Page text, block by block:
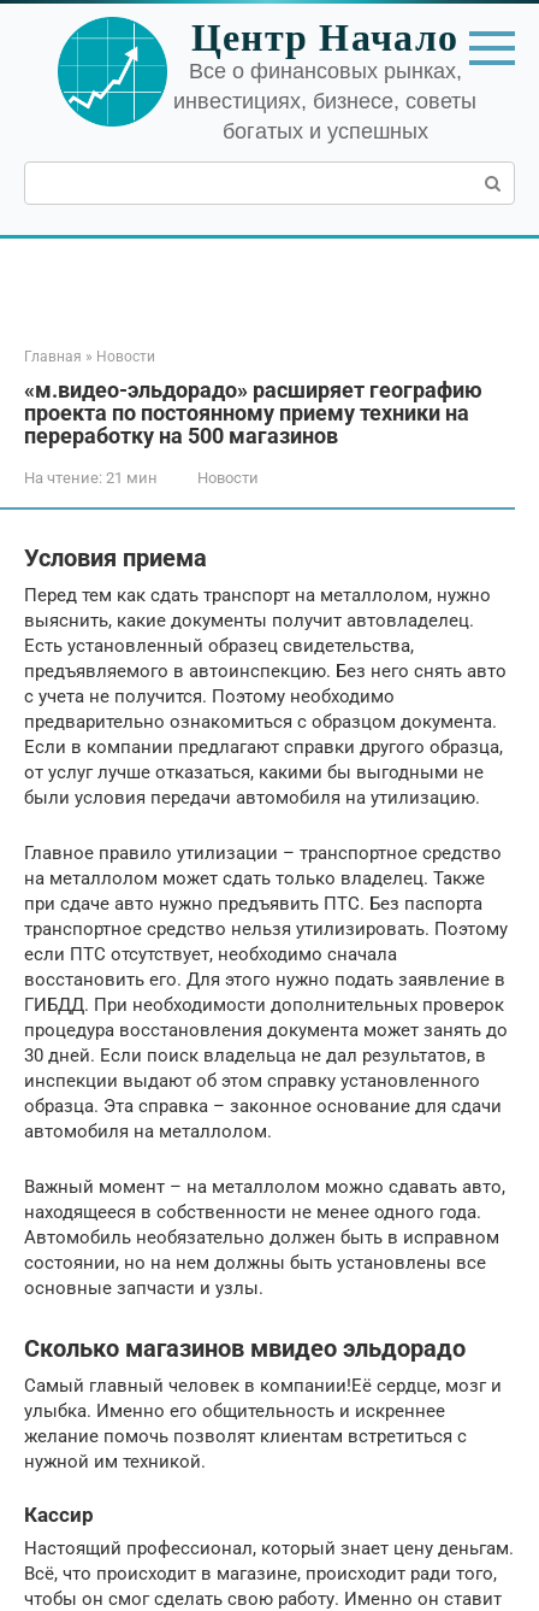
Перейти
контенту
Центр Начало
Все о финансовых рынках,
инвестициях, бизнесе, советы
богатых и успешных
Поиск:
Главная » Новости
«м.видео-эльдорадо» расширяет географию
проекта по постоянному приему техники на
переработку на 500 магазинов
На чтение: 21 мин Новости
Условия приема
Перед тем как сдать транспорт на металлолом, нужно
выяснить, какие документы получит автовладелец.
Есть установленный образец свидетельства,
предъявляемого в автоинспекцию. Без него снять авто
с учета не получится. Поэтому необходимо
предварительно ознакомиться с образцом документа.
Если в компании предлагают справки другого образца,
от услуг лучше отказаться, какими бы выгодными не
были условия передачи автомобиля на утилизацию.
Главное правило утилизации – транспортное средство
на металлолом может сдать только владелец. Также
при сдаче авто нужно предъявить ПТС. Без паспорта
транспортное средство нельзя утилизировать. Поэтому
если ПТС отсутствует, необходимо сначала
восстановить его. Для этого нужно подать заявление в
ГИБДД. При необходимости дополнительных проверок
процедура восстановления документа может занять до
30 дней. Если поиск владельца не дал результатов, в
инспекции выдают об этом справку установленного
образца. Эта справка – законное основание для сдачи
автомобиля на металлолом.
Важный момент – на металлолом можно сдавать авто,
находящееся в собственности не менее одного года.
Автомобиль необязательно должен быть в исправном
состоянии, но на нем должны быть установлены все
основные запчасти и узлы.
Сколько магазинов мвидео эльдорадо
Самый главный человек в компании!Её сердце, мозг и
улыбка. Именно его общительность и искреннее
желание помочь позволят клиентам встретиться с
нужной им техникой.
Кассир
Настоящий профессионал, который знает цену деньгам.
Всё, что происходит в магазине, происходит ради того,
чтобы он смог сделать свою работу. Именно он ставит